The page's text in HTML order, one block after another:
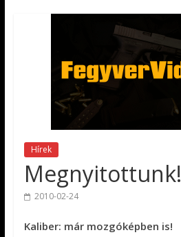
Hírek
Megnyitottunk!
2010-02-24
Kaliber: már mozgóképben is!